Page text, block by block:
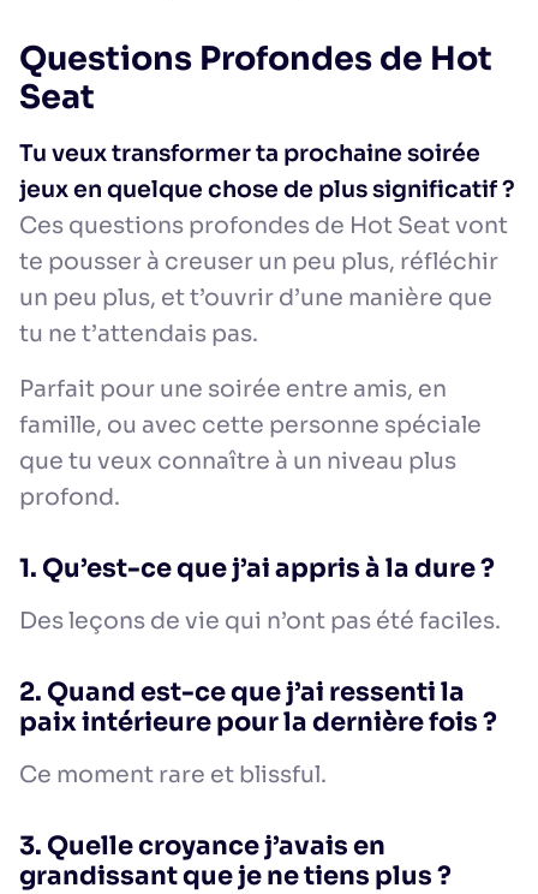
Questions Profondes de Hot
Seat
Tu veux transformer ta prochaine soirée
jeux en quelque chose de plus significatif ?
Ces questions profondes de Hot Seat vont
te pousser à creuser un peu plus, réfléchir
un peu plus, et t’ouvrir d’une manière que
tu ne t’attendais pas.
Parfait pour une soirée entre amis, en
famille, ou avec cette personne spéciale
que tu veux connaître à un niveau plus
profond.
1. Qu’est-ce que j’ai appris à la dure ?
Des leçons de vie qui n’ont pas été faciles.
2. Quand est-ce que j’ai ressenti la
paix intérieure pour la dernière fois ?
Ce moment rare et blissful.
3. Quelle croyance j’avais en
grandissant que je ne tiens plus ?